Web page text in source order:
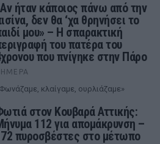
ήταν κάποιος πάνω από την
δεν θα ‘χα θρηνήσει το
μου» – Η σπαρακτική
του πατέρα του
που πνίγηκε στην Πάρο
κλαίγαμε, ουρλιάζαμε»
στον Κουβαρά Αττικής:
112 για απομάκρυνση –
πυροσβέστες στο μέτωπο